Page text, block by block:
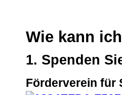
Wie kann
1. Spenden
Förderverein für